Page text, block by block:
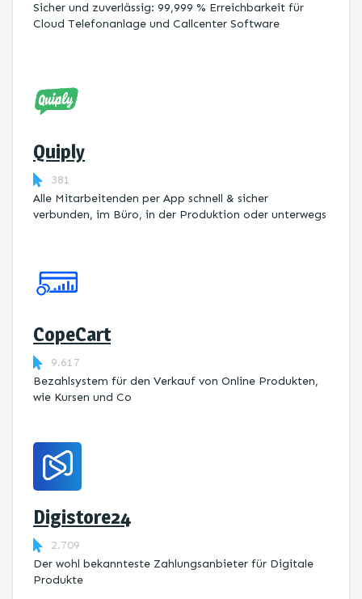
Sicher und zuverlässig: 99,999 % Erreichbarkeit für
Cloud Telefonanlage und Callcenter Software
Quiply
381
Alle Mitarbeitenden per App schnell & sicher
verbunden, im Büro, in der Produktion oder unterwegs
CopeCart
9.617
Bezahlsystem für den Verkauf von Online Produkten,
wie Kursen und Co
Digistore24
2.709
Der wohl bekannteste Zahlungsanbieter für Digitale
Produkte